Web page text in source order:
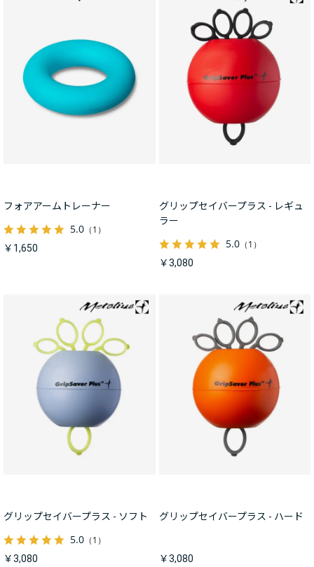
フォアアームトレーナー
5.0 （1）
￥1,650
グリップセイバープラス - レギュ
ラー
5.0（1）
￥3,080
グリップセイバープラス - ソフト
5.0 （1）
￥3,080
グリップセイバープラス - ハード
￥3,080